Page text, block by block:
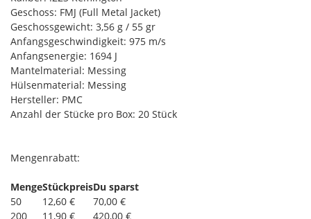
Geschoss: FMJ (Full Metal Jacket)
Geschossgewicht: 3,56 g / 55 gr
Anfangsgeschwindigkeit: 975 m/s
Anfangsenergie: 1694 J
Mantelmaterial: Messing
Hülsenmaterial: Messing
Hersteller: PMC
Anzahl der Stücke pro Box: 20 Stück
Mengenrabatt:
MengeStückpreisDu sparst
50
12,60 €
70,00 €
200
11,90 € 420,00 €